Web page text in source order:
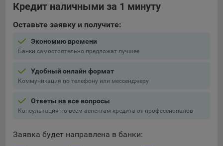
Кредит наличными за 1 минуту
Оставьте заявку и получите:
Экономию времени
Банки самостоятельно предложат лучшее
Удобный онлайн формат
Коммуникация по телефону или мессенджеру
Ответы на все вопросы
Консультация по всем аспектам кредита от профессионалов
Заявка будет направлена в банки: